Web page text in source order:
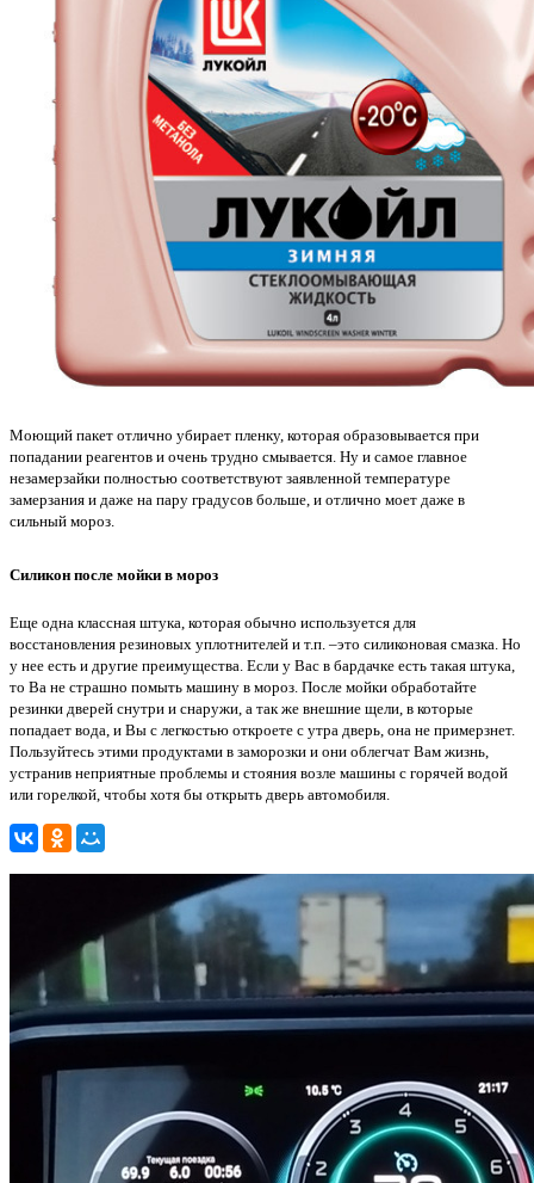
Моющий пакет отлично убирает пленку, которая образовывается при
попадании реагентов и очень трудно смывается. Ну и самое главное
незамерзайки полностью соответствуют заявленной температуре
замерзания и даже на пару градусов больше, и отлично моет даже в
сильный мороз.
Силикон после мойки в мороз
Еще одна классная штука, которая обычно используется для
восстановления резиновых уплотнителей и т.п. –это силиконовая смазка. Но
у нее есть и другие преимущества. Если у Вас в бардачке есть такая штука,
то Ва не страшно помыть машину в мороз. После мойки обработайте
резинки дверей снутри и снаружи, а так же внешние щели, в которые
попадает вода, и Вы с легкостью откроете с утра дверь, она не примерзнет.
Пользуйтесь этими продуктами в заморозки и они облегчат Вам жизнь,
устранив неприятные проблемы и стояния возле машины с горячей водой
или горелкой, чтобы хотя бы открыть дверь автомобиля.